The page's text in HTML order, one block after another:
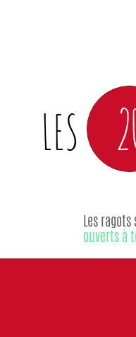
LES
Les
ouverts à